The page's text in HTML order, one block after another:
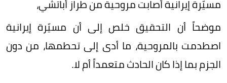
مسيّرة إيرانية أصابت مروحية من طراز أباتشي،
موضحاً أن التحقيق خلص إلى أن مسيّرة إيرانية
اصطدمت بالمروحية، ما أدى إلى تحطمها، من دون
الجزم بما إذا كان الحادث متعمداً أم لا.